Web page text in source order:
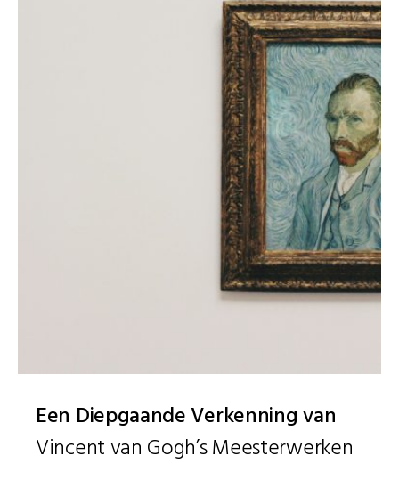
Een Diepgaande Verkenning van
Vincent van Gogh’s Meesterwerken